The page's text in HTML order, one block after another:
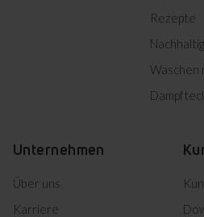
Product photo KMC
Markiertes
Rezepte
Waschen
Unternehmen
Über uns
Karriere